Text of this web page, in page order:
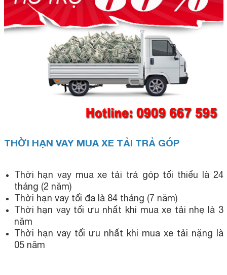
THỜI HẠN VAY MUA XE TẢI TRẢ GÓP
Thời hạn vay mua xe tải trả góp tối thiểu là 24
tháng (2 năm)
Thời hạn vay tối đa là 84 tháng (7 năm)
Thời hạn vay tối ưu nhất khi mua xe tải nhẹ là 3
năm
Thời hạn vay tối ưu nhất khi mua xe tải nặng là
05 năm